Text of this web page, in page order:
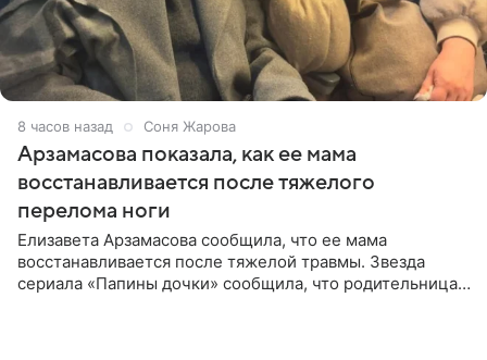
8 часов назад Соня Жарова
Арзамасова показала, как ее мама
восстанавливается после тяжелого
перелома ноги
Елизавета Арзамасова сообщила, что ее мама
восстанавливается после тяжелой травмы. Звезда
сериала «Папины дочки» сообщила, что родительница